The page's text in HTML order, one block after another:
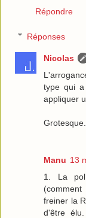
Répondre
Réponses
Nicolas
type qui
appliquer
Grotesque...
Manu 13
1. La
freiner la
d'être